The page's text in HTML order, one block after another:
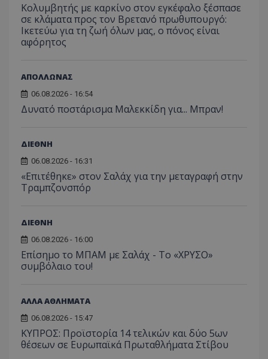
Κολυμβητής με καρκίνο στον εγκέφαλο ξέσπασε
σε κλάματα προς τον Βρετανό πρωθυπουργό:
Ικετεύω για τη ζωή όλων μας, ο πόνος είναι
αφόρητος
ΑΠΟΛΛΩΝΑΣ
06.08.2026 - 16:54
Δυνατό ποστάρισμα Μαλεκκίδη για... Μπραν!
ΔΙΕΘΝΗ
06.08.2026 - 16:31
«Επιτέθηκε» στον Σαλάχ για την μεταγραφή στην
Τραμπζονσπόρ
ΔΙΕΘΝΗ
06.08.2026 - 16:00
Επίσημο το ΜΠΑΜ με Σαλάχ - Το «ΧΡΥΣΟ»
συμβόλαιο του!
ΑΛΛΑ ΑΘΛΗΜΑΤΑ
06.08.2026 - 15:47
ΚΥΠΡΟΣ: Προϊστορία 14 τελικών και δύο 5ων
θέσεων σε Ευρωπαϊκά Πρωταθλήματα Στίβου